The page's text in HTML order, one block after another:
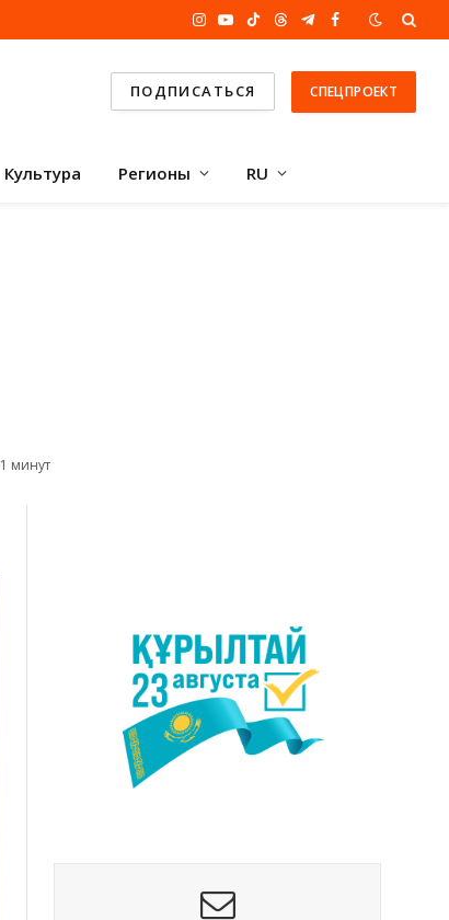
Instagram
YouTube
TikTokThreadsTelegram
Facebook
ПОДПИСАТЬСЯ СПЕЦПРОЕКТ
Культура Регионы RU
1 минут